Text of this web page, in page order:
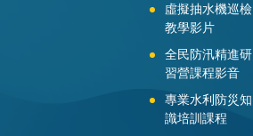
虛擬抽水機巡檢
教學影片
全民防汛精進研
習營課程影音
專業水利防災知
識培訓課程